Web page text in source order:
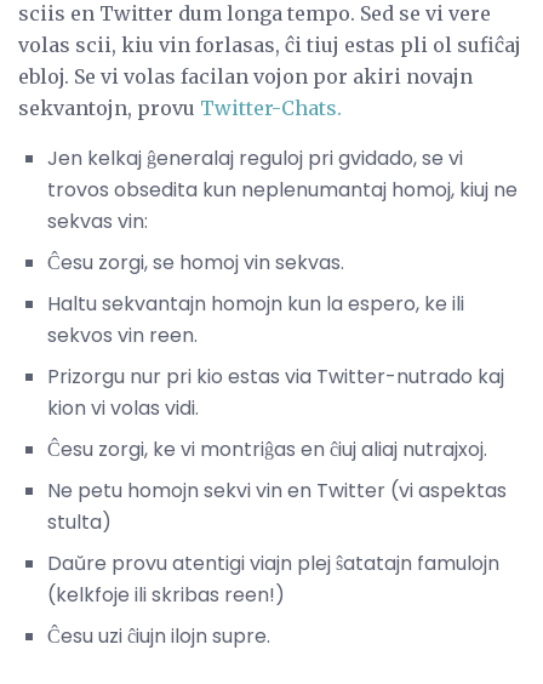
sciis en Twitter dum longa tempo. Sed se vi vere
volas scii, kiu vin forlasas, ĉi tiuj estas pli ol sufiĉaj
ebloj. Se vi volas facilan vojon por akiri novajn
sekvantojn, provu Twitter-Chats.
Jen kelkaj ĝeneralaj reguloj pri gvidado, se vi
trovos obsedita kun neplenumantaj homoj, kiuj ne
sekvas vin:
Ĉesu zorgi, se homoj vin sekvas.
Haltu sekvantajn homojn kun la espero, ke ili
sekvos vin reen.
Prizorgu nur pri kio estas via Twitter-nutrado kaj
kion vi volas vidi.
Ĉesu zorgi, ke vi montriĝas en ĉiuj aliaj nutrajxoj.
Ne petu homojn sekvi vin en Twitter (vi aspektas
stulta)
Daŭre provu atentigi viajn plej ŝatatajn famulojn
(kelkfoje ili skribas reen!)
Ĉesu uzi ĉiujn ilojn supre.